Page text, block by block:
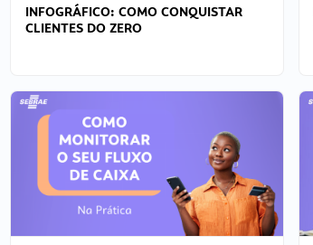
INFOGRÁFICO: COMO CONQUISTAR
CLIENTES DO ZERO